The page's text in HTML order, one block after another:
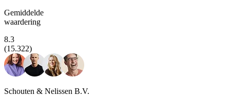
Gemiddelde
waardering
8.3
(15.322)
Schouten & Nelissen B.V.